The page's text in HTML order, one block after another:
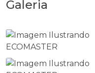
Galeria